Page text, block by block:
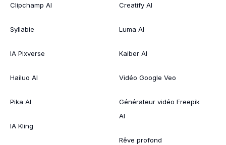
Clipchamp AI
Syllabie
IA Pixverse
Hailuo AI
Pika AI
IA Kling
Creatify AI
Luma AI
Kaiber AI
Vidéo Google Veo
Générateur vidéo Freepik
AI
Rêve profond